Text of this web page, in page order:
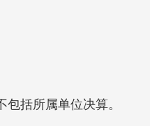
括所属单位决算。